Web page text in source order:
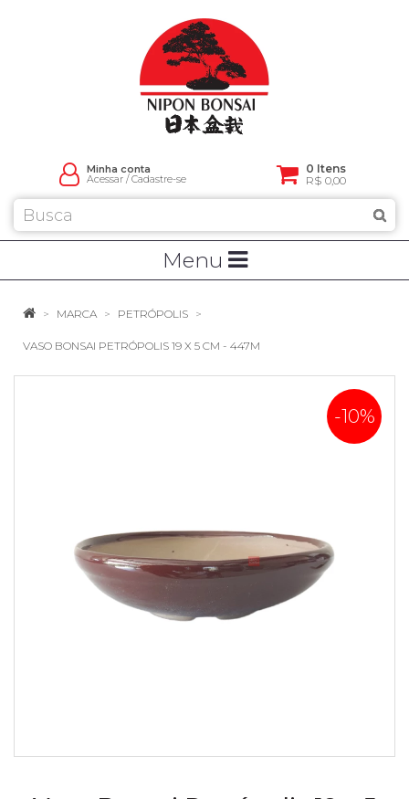
Minha conta
Acessar/Cadastre-se
0 Itens
R$ 0,00
Menu
MARCA PETRÓPOLIS
VASO BONSAI PETRÓPOLIS 19 X 5 CM - 447M
-10%